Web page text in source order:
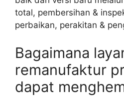
total, pembersihan &
perbaikan, perakitan &
Bagaimana
remanufaktur
dapat